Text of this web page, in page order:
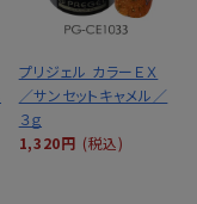
プリジェル カラーＥＸ
／サンセットキャメル／
３ｇ
1,320円 (税込)